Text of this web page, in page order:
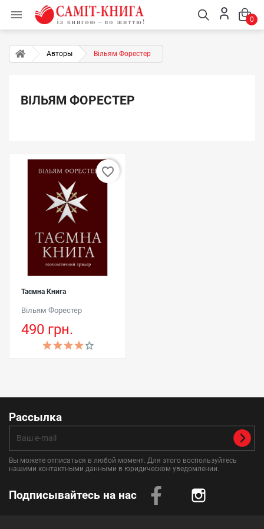
 0
Авторы Вільям Форестер
ВІЛЬЯМ ФОРЕСТЕР
Таємна Книга
Вільям Форестер
490 грн.
favorite_border
Рассылка
Вы можете отписаться в любой момент. Для этого воспользуйтесь
нашими контактными данными в юридическом уведомлении.
Подписывайтесь на нас